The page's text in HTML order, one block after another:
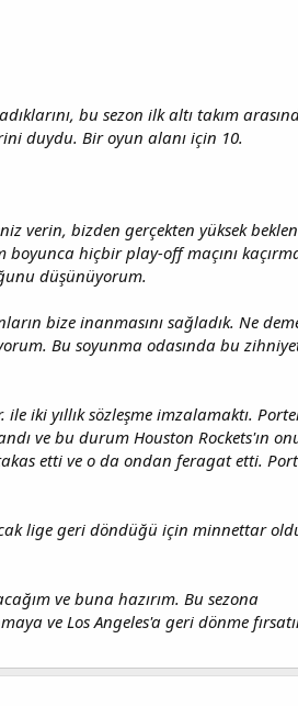
bu sezon ilk altı takım
duydu. Bir oyun alanı için 10.
verin, bizden gerçekten yüksek
boyunca hiçbir play-off maçını
düşünüyorum.
bize inanmasını sağladık. Ne
Bu soyunma odasında bu
iki yıllık sözleşme imzalamaktı.
ve bu durum Houston Rockets'ın
etti ve o da ondan feragat etti.
lige geri döndüğü için minnettar
ve buna hazırım. Bu sezona
ve Los Angeles'a geri dönme